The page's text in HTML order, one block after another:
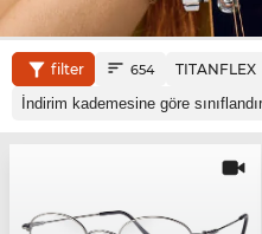
filter 654 TITANFLEX